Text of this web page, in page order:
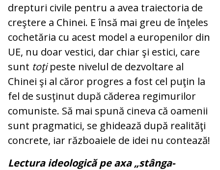
drepturi civile pentru a avea traiectoria de
creştere a Chinei. E însă mai greu de înţeles
cochetăria cu acest model a europenilor din
UE, nu doar vestici, dar chiar şi estici, care
sunt toţipeste nivelul de dezvoltare al
Chinei şi al căror progres a fost cel puţin la
fel de susţinut după căderea regimurilor
comuniste. Să mai spună cineva că oamenii
sunt pragmatici, se ghidează după realităţi
concrete, iar războaiele de idei nu contează!
Lectura ideologică pe axa „stânga-